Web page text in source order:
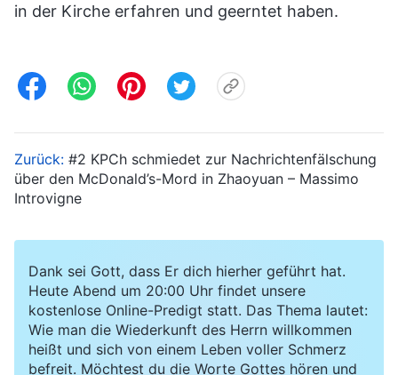
in der Kirche erfahren und geerntet haben.
Zurück: #2 KPCh schmiedet zur Nachrichtenfälschung
über den McDonald’s-Mord in Zhaoyuan – Massimo
Introvigne
Dank sei Gott, dass Er dich hierher geführt hat.
Heute Abend um 20:00 Uhr findet unsere
kostenlose Online-Predigt statt. Das Thema lautet:
Wie man die Wiederkunft des Herrn willkommen
heißt und sich von einem Leben voller Schmerz
befreit. Möchtest du die Worte Gottes hören und